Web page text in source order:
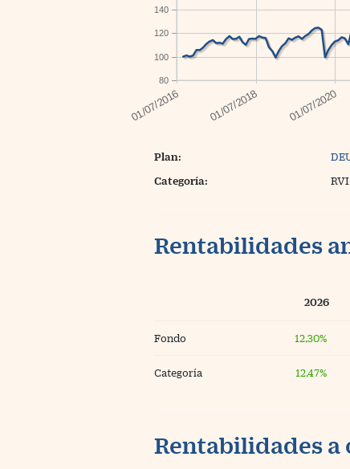
80
100
120
140
Plan:
Categoría: RVI
Rentabilidades
2026
Fondo 12,30%
Categoría 12,47%
Rentabilidades a